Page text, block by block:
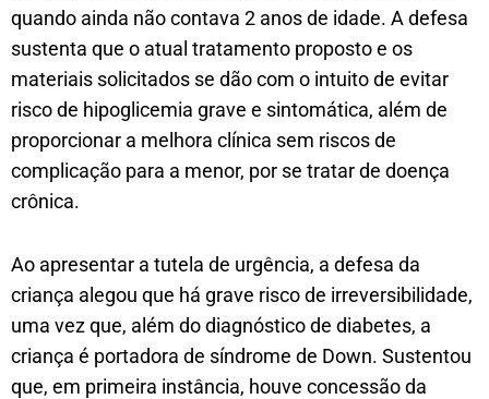
quando ainda não contava 2 anos de idade. A defesa
sustenta que o atual tratamento proposto e os
materiais solicitados se dão com o intuito de evitar
risco de hipoglicemia grave e sintomática, além de
proporcionar a melhora clínica sem riscos de
complicação para a menor, por se tratar de doença
crônica.
Ao apresentar a tutela de urgência, a defesa da
criança alegou que há grave risco de irreversibilidade,
uma vez que, além do diagnóstico de diabetes, a
criança é portadora de síndrome de Down. Sustentou
que, em primeira instância, houve concessão da